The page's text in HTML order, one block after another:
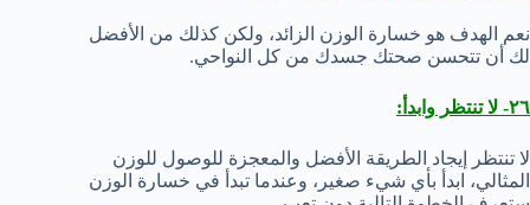
نعم الهدف هو خسارة الوزن الزائد، ولكن كذلك من الأفضل
لك أن تتحسن صحتك جسدك من كل النواحي.
٢٦- لا تنتظر وابدأ:
لا تنتظر إيجاد الطريقة الأفضل والمعجزة للوصول للوزن
المثالي، ابدأ بأي شيء صغير، وعندما تبدأ في خسارة الوزن